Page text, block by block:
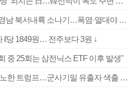
부산 울산 경남 구름 많고 경남 북서내륙 소나기…폭염·열대야 계속
ℓ당 1849원… 전주보다 3원 ↓
중 25회는 삼전닉스 ETF 이후 발생"
‘탄약 부족 사태’ 보도에 격노한 트럼프…군사기밀 유출자 색출 지시